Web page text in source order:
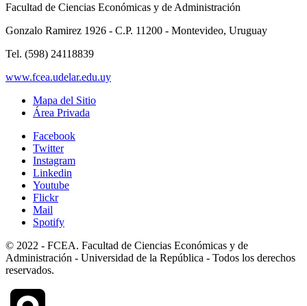
Facultad de Ciencias Económicas y de Administración
Gonzalo Ramirez 1926 - C.P. 11200 - Montevideo, Uruguay
Tel. (598) 24118839
www.fcea.udelar.edu.uy
Mapa del Sitio
Área Privada
Facebook
Twitter
Instagram
Linkedin
Youtube
Flickr
Mail
Spotify
© 2022 - FCEA. Facultad de Ciencias Económicas y de
Administración - Universidad de la República - Todos los derechos
reservados.